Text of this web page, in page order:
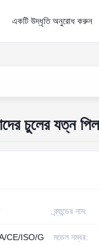
একটি উদ্ধৃতি অনুরোধ করুন
চুলের যত্ন
ব্র্যান্ডের নাম:
CE/ISO/G
মডেল নম্বর: